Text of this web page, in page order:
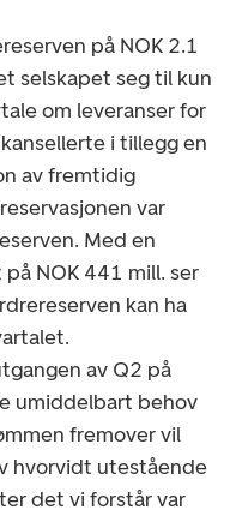
på NOK 2.1
selskapet seg til kun
om leveranser for
i tillegg en
av fremtidig
var
Med en
NOK 441 mill. ser
kan ha
av Q2 på
umiddelbart behov
fremover vil
hvorvidt utestående
det vi forstår var